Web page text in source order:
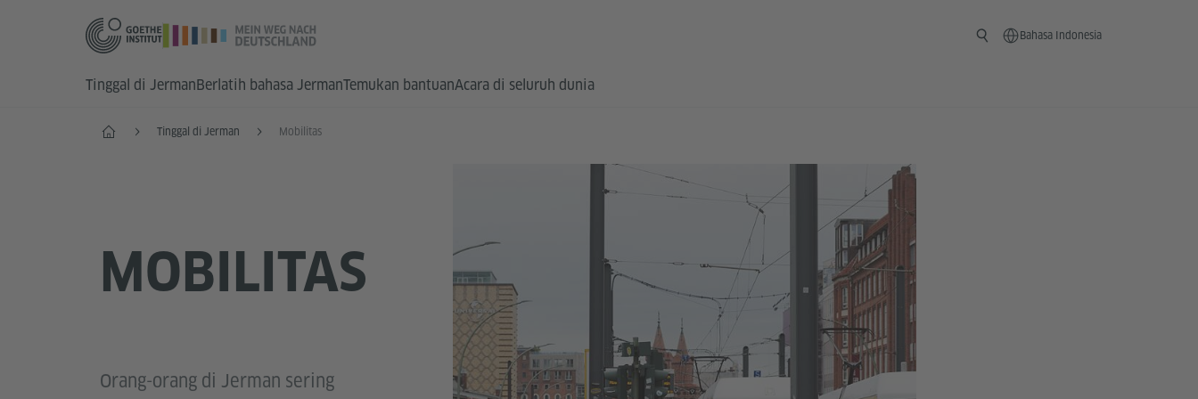
Bahasa Indonesia
Tinggal di JermanBerlatih bahasa JermanTemukan bantuanAcara di seluruh dunia
Start Tinggal di Jerman Mobilitas
MOBILITAS
Orang-orang di Jerman sering